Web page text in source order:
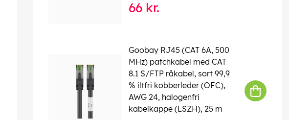
66 kr.
Goobay RJ45 (CAT 6A, 500
MHz) patchkabel med CAT
8.1 S/FTP råkabel, sort 99,9
% iltfri kobberleder (OFC),
AWG 24, halogenfri
kabelkappe (LSZH), 25 m